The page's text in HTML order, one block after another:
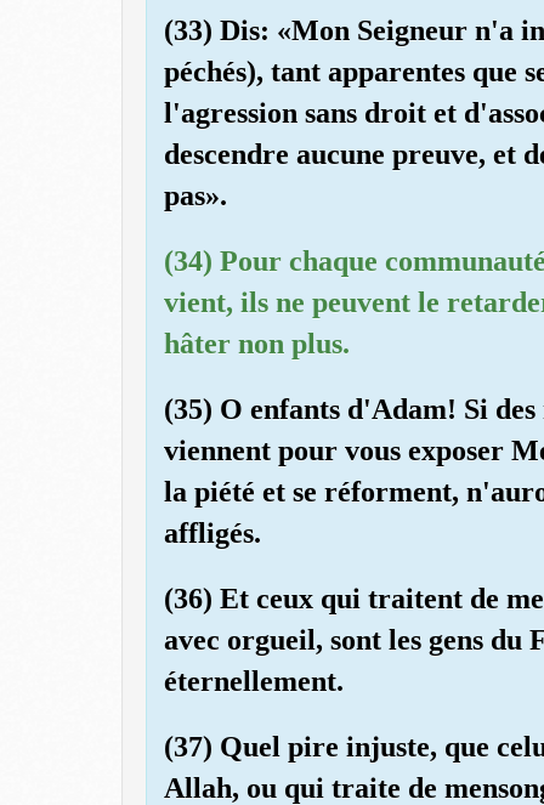
(33) Dis: «Mon Seigneur n'a
péchés), tant apparentes que
l'agression sans droit et
descendre aucune preuve, et
pas».
(34) Pour chaque
vient, ils ne peuvent le
hâter non plus.
(35) O enfants d'Adam! Si
viennent pour vous exposer
la piété et se réforment,
affligés.
(36) Et ceux qui traitent de
avec orgueil, sont les gens du
éternellement.
(37) Quel pire injuste, que
Allah, ou qui traite de